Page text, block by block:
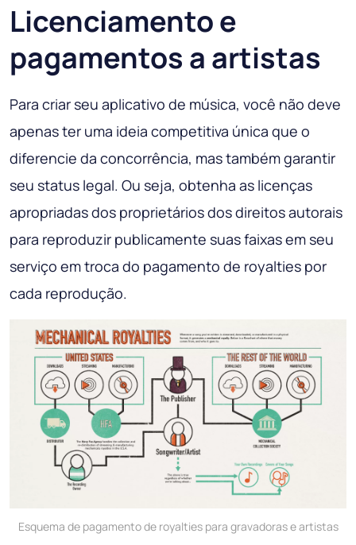
Licenciamento e
pagamentos a artistas
Para criar seu aplicativo de música, você não deve
apenas ter uma ideia competitiva única que o
diferencie da concorrência, mas também garantir
seu status legal. Ou seja, obtenha as licenças
apropriadas dos proprietários dos direitos autorais
para reproduzir publicamente suas faixas em seu
serviço em troca do pagamento de royalties por
cada reprodução.
Esquema de pagamento de royalties para gravadoras e artistas